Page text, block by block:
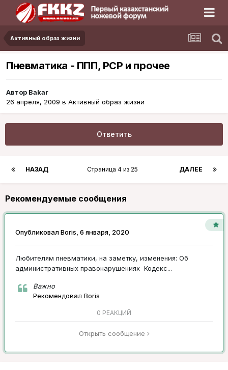
Активный образ жизни
Пневматика - ППП, РСР и прочее
Автор Bakar
26 апреля, 2009 в Активный образ жизни
Ответить
НАЗАД ДАЛЕЕ
Страница 4 из 25
Рекомендуемые сообщения
ОпубликовалBoris, 6 января, 2020
Любителям пневматики, на заметку, изменения: Об
административных правонарушениях Кодекс...
Важно
Рекомендовал Boris
0 РЕАКЦИЙ
Открыть сообщение